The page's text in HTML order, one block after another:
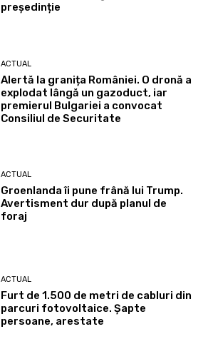
președinție
ACTUAL
Alertă la granița României. O dronă a
explodat lângă un gazoduct, iar
premierul Bulgariei a convocat
Consiliul de Securitate
ACTUAL
Groenlanda îi pune frână lui Trump.
Avertisment dur după planul de
foraj
ACTUAL
Furt de 1.500 de metri de cabluri din
parcuri fotovoltaice. Șapte
persoane, arestate